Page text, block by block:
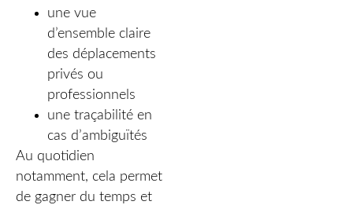
une vue
d’ensemble claire
des déplacements
privés ou
professionnels
une traçabilité en
cas d’ambiguïtés
Au quotidien
notamment, cela permet
de gagner du temps et